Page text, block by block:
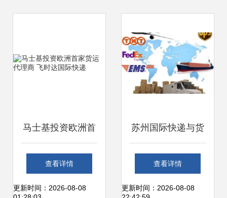
马士基投资欧洲首
家货运代理商 飞时
达国际快递
查看详情
更新时间：2026-08-08
苏州国际快递与货
运代理全面解析 如
何选择靠谱的物流
查看详情
更新时间：2026-08-08